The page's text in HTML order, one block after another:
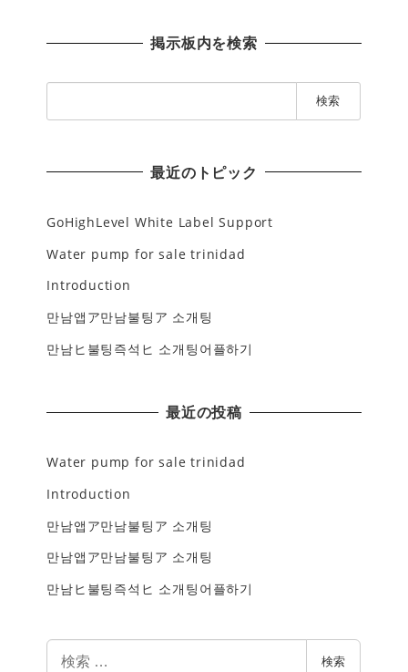
掲示板内を検索
索
最近のトピック
GoHighLevel White Label Support
Water pump for sale trinidad
Introduction
만남앱ア만남불팅ア 소개팅
만남ヒ불팅즉석ヒ 소개팅어플하기
最近の投稿
Water pump for sale trinidad
Introduction
만남앱ア만남불팅ア 소개팅
만남앱ア만남불팅ア 소개팅
만남ヒ불팅즉석ヒ 소개팅어플하기
検索